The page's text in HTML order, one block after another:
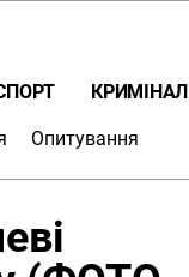
КРИМІНАЛ
Опитування